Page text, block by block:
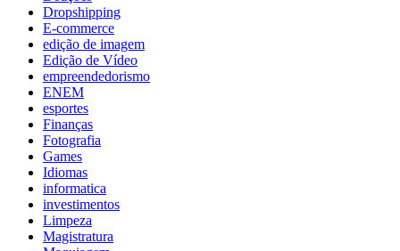
Dropshipping
E-commerce
edição de imagem
Edição de Vídeo
empreendedorismo
ENEM
esportes
Finanças
Fotografia
Games
Idiomas
informatica
investimentos
Limpeza
Magistratura